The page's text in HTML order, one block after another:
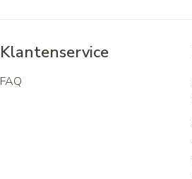
Klantenservice
FAQ